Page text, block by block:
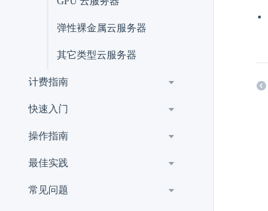
弹性裸金属云服务器
其它类型云服务器
计费指南
快速入门
操作指南
最佳实践
常见问题